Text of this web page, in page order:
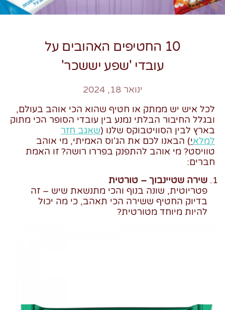
10 החטיפים האהובים על
עובדי 'שפע יששכר'
ינואר 18, 2024
לכל איש יש ממתק או חטיף שהוא הכי אוהב בעולם,
ובגלל החיבור הבלתי נמנע בין עובדי הסופר הכי מתוק
בארץ לבין הסוויטבוקס שלנו (שאגב חזר
למלאי) הבאנו לכם את הג'וס האמיתי, מי אוהב
טוויסט? מי אוהב להתפנק בפררו רושה? זו האמת
חברים:
שירה שטיינבוך – טורטית
פטריוטית, שונה בנוף והכי מתנשאת שיש – זה
בדיוק החטיף ששירה הכי תאהב, כי מה יכול
להיות מיוחד מטורטית?